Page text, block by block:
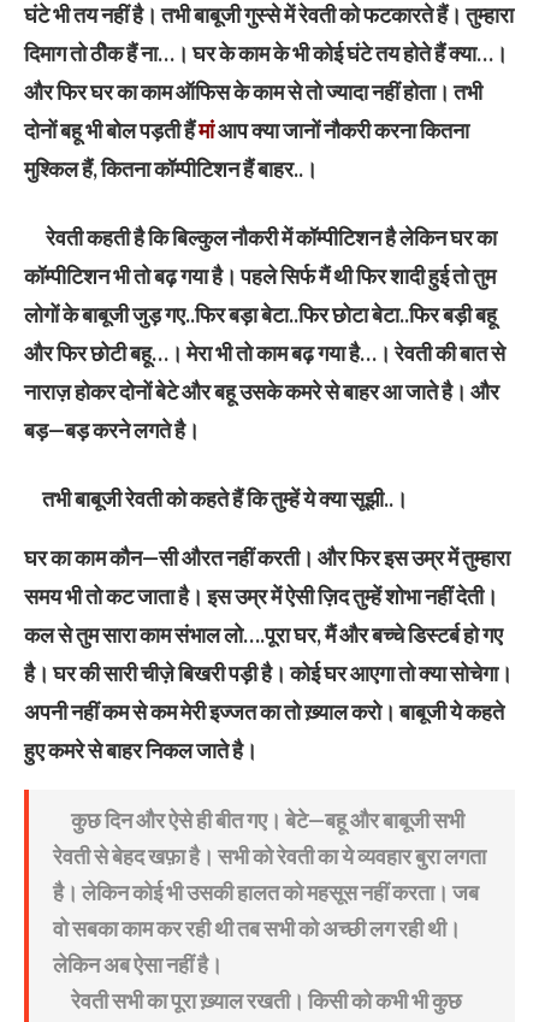
घंटे भी तय नहीं है। तभी बाबूजी गुस्से में रेवती को फटकारते हैं। तुम्हारा
दिमाग तो ठीेक हैं ना…। घर के काम के भी कोई घंटे तय होते हैं क्या…।
और फिर घर का काम ऑफिस के काम से तो ज्यादा नहीं होता। तभी
दोनों बहू भी बोल पड़ती हैंमांआप क्या जानों नौकरी करना कितना
मुश्किल हैं, कितना कॉम्पीटिशन हैं बाहर..।
रेवती कहती है कि बिल्कुल नौकरी में कॉम्पीटिशन है लेकिन घर का
कॉम्पीटिशन भी तो बढ़ गया है। पहले सिर्फ मैं थी फिर शादी हुई तो तुम
लोगों के बाबूजी जुड़ गए..फिर बड़ा बेटा..फिर छोटा बेटा..फिर बड़ी बहू
और फिर छोटी बहू…। मेरा भी तो काम बढ़ गया है…। रेवती की बात से
नाराज़ होकर दोनों बेटे और बहू उसके कमरे से बाहर आ जाते है। और
बड़—बड़ करने लगते है।
तभी बाबूजी रेवती को कहते हैं कि तुम्हें ये क्या सूझी..।
घर का काम कौन—सी औरत नहीं करती। और फिर इस उम्र में तुम्हारा
समय भी तो कट जाता है। इस उम्र में ऐसी ज़िद तुम्हें शोभा नहीं देती।
कल से तुम सारा काम संभाल लो….पूरा घर, मैं और बच्चे डिस्टर्ब हो गए
है। घर की सारी चीज़े बिखरी पड़ी है। कोई घर आएगा तो क्या सोचेगा।
अपनी नहीं कम से कम मेरी इज्जत का तो ख़्याल करो। बाबूजी ये कहते
हुए कमरे से बाहर निकल जाते है।
कुछ दिन और ऐसे ही बीत गए। बेटे—बहू और बाबूजी सभी
रेवती से बेहद खफ़ा है। सभी को रेवती का ये व्यवहार बुरा लगता
है। लेकिन कोई भी उसकी हालत को महसूस नहीं करता। जब
वो सबका काम कर रही थी तब सभी को अच्छी लग रही थी।
लेकिन अब ऐसा नहीं है।
रेवती सभी का पूरा ख़्याल रखती। किसी को कभी भी कुछ